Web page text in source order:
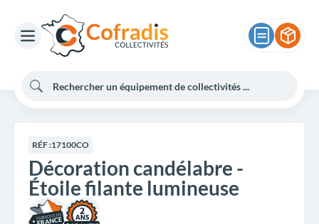
RÉF :17100CO
Décoration candélabre -
Étoile filante lumineuse
2